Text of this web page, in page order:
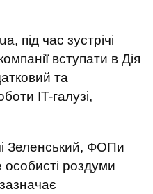
під час зустрічі
вступати в Дія
та
IT-галузі,
Зеленський, ФОПи
особисті роздуми